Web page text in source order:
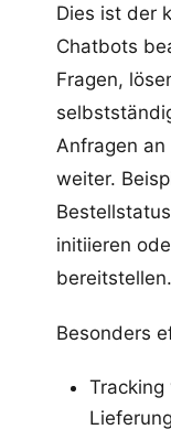
Dies ist der
Chatbots
Fragen,
Anfragen
weiter.
initiieren
bereitstellen.
Besonders
Tracking